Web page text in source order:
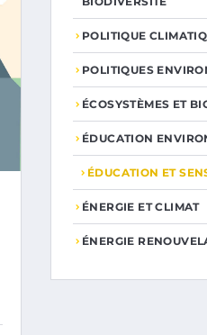
POLITIQUE
POLITIQUES
ÉCOSYSTÈMES ET
ÉDUCATION
ÉDUCATION ET
ÉNERGIE ET CLIMAT
ÉNERGIE